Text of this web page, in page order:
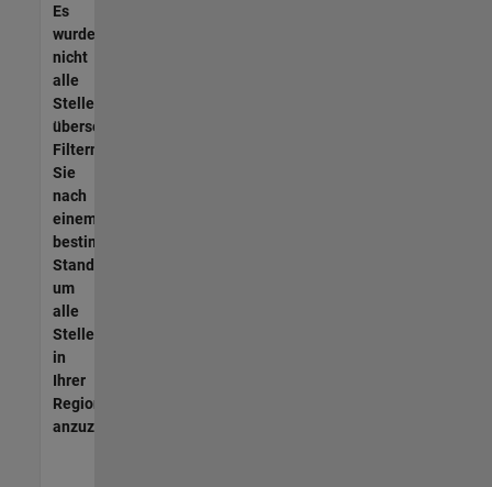
Es
wurden
nicht
alle
Stellen
übersetzt.
Filtern
Sie
nach
einem
bestimmten
Standort,
um
alle
Stellenangebote
in
Ihrer
Region
anzuzeigen.